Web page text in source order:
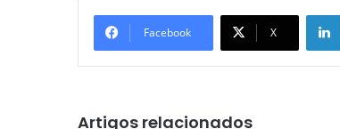
Facebook X
Artigos relacionados